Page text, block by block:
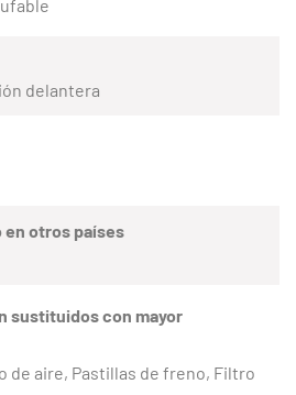
delantera
en otros países
sustituidos con mayor
de aire, Pastillas de freno, Filtro